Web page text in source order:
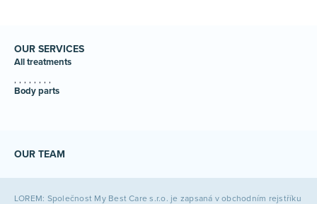
OUR SERVICES
All treatments
Body parts
OUR TEAM
LOREM: Společnost My Best Care s.r.o. je zapsaná v obchodním rejstříku